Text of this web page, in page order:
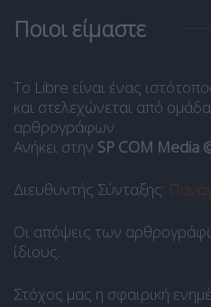
Ποιοι είμαστε
Το Libre είναι ένας
και στελεχώνεται από
αρθρογράφων.
Ανήκει στην SP COM Media
Διευθυντής Σύνταξης:
Οι απόψεις των
ίδιους.
Στόχος μας η σφαιρική